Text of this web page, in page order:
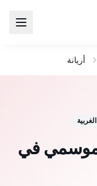
أريانة
في